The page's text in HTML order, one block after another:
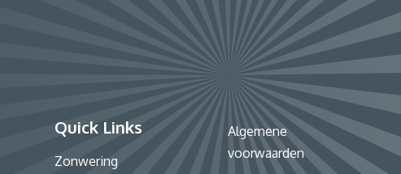
Quick Links
Zonwering
Algemene
voorwaarden